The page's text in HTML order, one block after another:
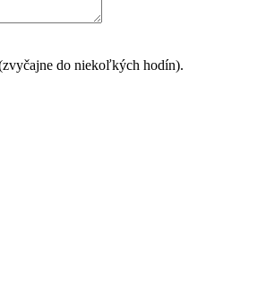
do niekoľkých hodín).